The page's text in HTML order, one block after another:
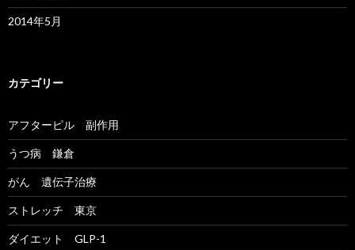
2014年5月
カテゴリー
アフターピル 副作用
うつ病 鎌倉
がん 遺伝子治療
ストレッチ 東京
ダイエット GLP-1